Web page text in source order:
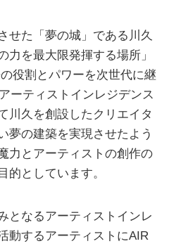
せた「夢の城」である川久
力を最大限発揮する場所」
役割とパワーを次世代に継
ーティストインレジデンス
川久を創設したクリエイタ
夢の建築を実現させたよう
力とアーティストの創作の
的としています。
となるアーティストインレ
動するアーティストにAIR